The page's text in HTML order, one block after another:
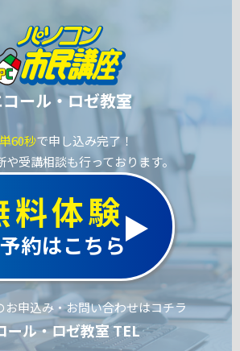
ール・ロゼ教室
60秒で申し込み完了！
や受講相談も行っております。
料体験
約はこちら
お申込み・お問い合わせはコチラ
ール・ロゼ教室 TEL